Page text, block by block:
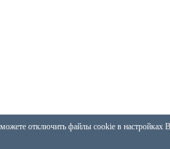
отключить файлы cookie в настройках